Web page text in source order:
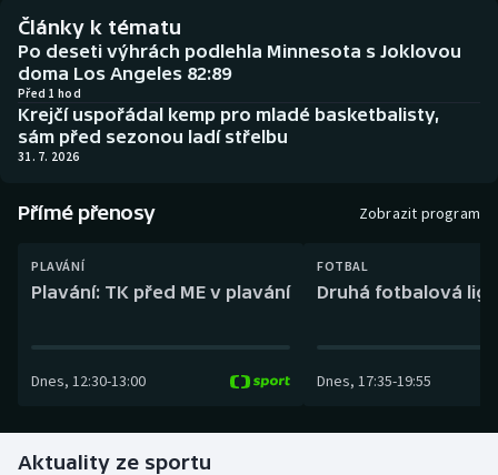
Basketbal
Biatlon
Boby a skeleton
Box
Curling
Golf
Historické návraty
Aplikace ČT sport
AZ kvíz
Články k tématu
Po deseti výhrách podlehla Minnesota s Joklovou
doma Los Angeles 82:89
Před 1 hod
Krejčí uspořádal kemp pro mladé basketbalisty,
sám před sezonou ladí střelbu
31. 7. 2026
Přímé přenosy Zobrazit program
PLAVÁNÍ
Plavání: TK před ME v plavání
Dnes, 12:30-13:00
FOTBAL
Druhá fotbalová
Dnes, 17:35-19:55
Aktuality ze sportu